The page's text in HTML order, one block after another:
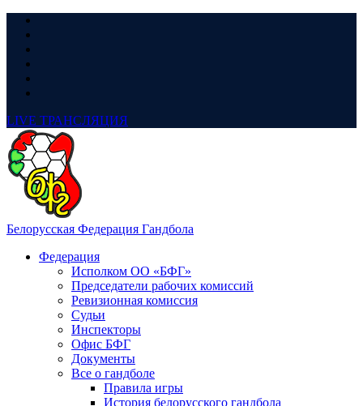
LIVE ТРАНСЛЯЦИЯ
Белорусская Федерация Гандбола
Федерация
Исполком ОО «БФГ»
Председатели рабочих комиссий
Ревизионная комиссия
Судьи
Инспекторы
Офис БФГ
Документы
Все о гандболе
Правила игры
История белорусского гандбола